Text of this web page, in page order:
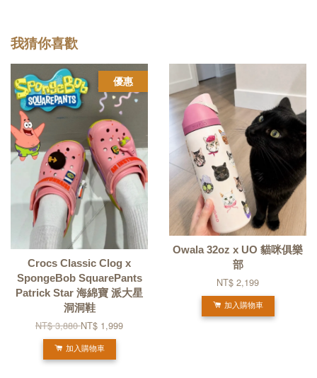
我猜你喜歡
優惠
Crocs Classic Clog x
SpongeBob SquarePants
Patrick Star 海綿寶 派大星
洞洞鞋
NT$ 3,880NT$ 1,999
加入購物車
Owala 32oz x UO 貓咪俱樂
部
NT$ 2,199
加入購物車